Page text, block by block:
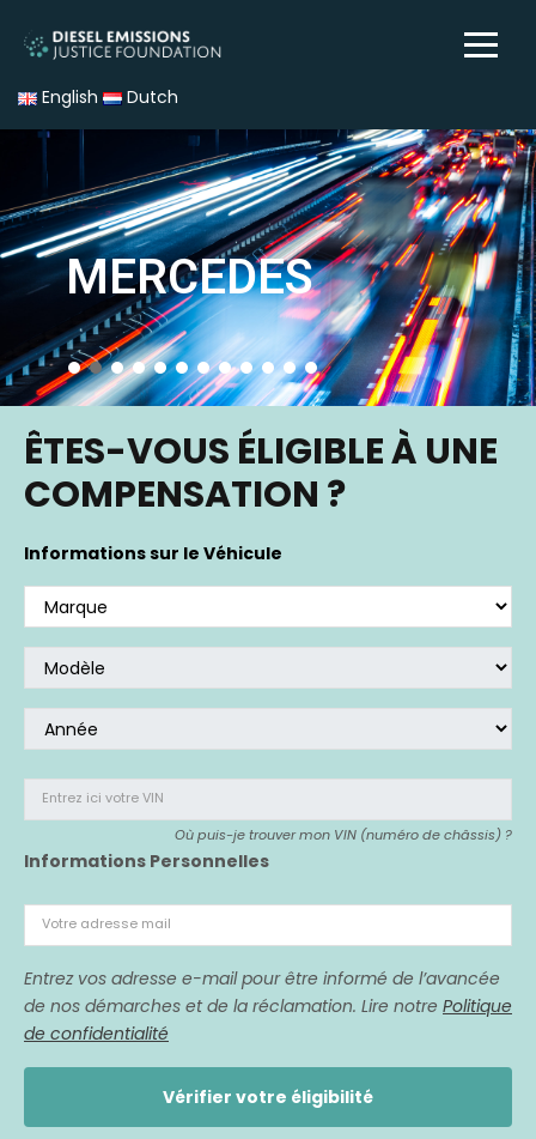
English Dutch
MERCEDES
ÊTES-VOUS ÉLIGIBLE À UNE
COMPENSATION ?
Informations sur le Véhicule
Entrez ici votre VIN
Où puis-je trouver mon VIN (numéro de châssis) ?
Informations Personnelles
Votre adresse mail
Entrez vos adresse e-mail pour être informé de l’avancée
de nos démarches et de la réclamation. Lire notre Politique
de confidentialité
Vérifier votre éligibilité
Si vous avez acheté un véhicule affecté,